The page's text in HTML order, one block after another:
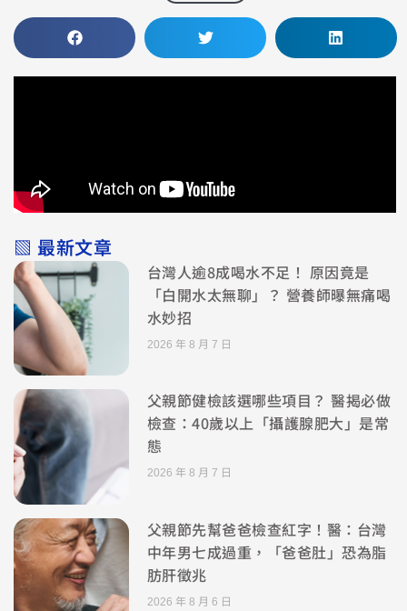
▧ 最新文章
台灣人逾8成喝水不足！ 原因竟是
「白開水太無聊」？ 營養師曝無痛喝
水妙招
2026 年 8 月 7 日
父親節健檢該選哪些項目？ 醫揭必做
檢查：40歲以上「攝護腺肥大」是常
態
2026 年 8 月 7 日
父親節先幫爸爸檢查紅字！醫：台灣
中年男七成過重，「爸爸肚」恐為脂
肪肝徵兆
2026 年 8 月 6 日